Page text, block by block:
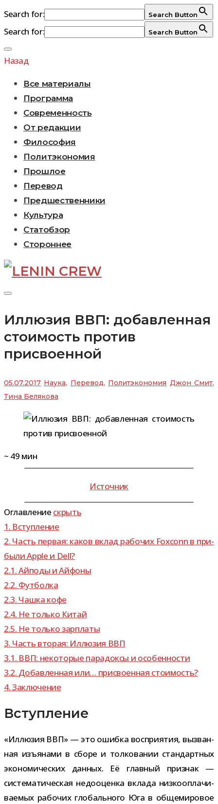
Search for: Search Button
Search for: Search Button
Перейти
к
Назад
Все материалы
Программа
Современность
От редакции
Философия
Политэкономия
Прошлое
Перевод
Предшественники
Культура
Статобзор
Стороннее
Иллюзия ВВП: добавленная
стоимость против
присвоенной
05.07.2017 Наука, Перевод, Политэкономия Джон Смит,
Тина Белякова
~ 49 мин
Источник
Оглавление скрыть
1. Вступление
2. Часть пер­вая: каков вклад рабо­чих Foxconn в при­
были Apple и Dell?
2.1.Айподы и Айфоны
2.2. Футболка
2.3. Чашка кофе
2.4. Не только Китай
2.5. Не только зарплаты
3. Часть вто­рая: Иллюзия ВВП
3.1. ВВП: неко­то­рые пара­доксы и особенности
3.2. Добавленная или… при­сво­ен­ная стоимость?
4.Заключение
Вступление
«Иллюзия ВВП» — это ошибка вос­при­я­тия, вызван­
ная изъ­я­нами в сборе и тол­ко­ва­нии стан­дарт­ных
эко­но­ми­че­ских дан­ных. Её глав­ный при­знак —
систе­ма­ти­че­ская недо­оценка вклада низ­ко­опла­чи­
ва­е­мых рабо­чих гло­баль­ного Юга в обще­ми­ро­вое